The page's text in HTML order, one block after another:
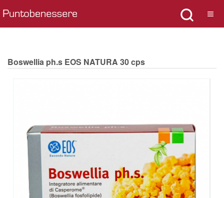
Boswellia ph.s EOS NATURA 30 cps